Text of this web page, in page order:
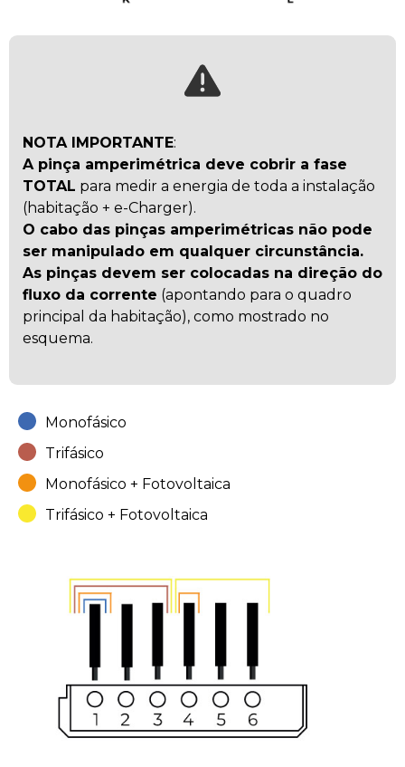
NOTA IMPORTANTE:
A pinça amperimétrica deve cobrir a fase
TOTAL para medir a energia de toda a instalação
(habitação + e-Charger).
O cabo das pinças amperimétricas não pode
ser manipulado em qualquer circunstância.
As pinças devem ser colocadas na direção do
fluxo da corrente (apontando para o quadro
principal da habitação), como mostrado no
esquema.
Monofásico
Trifásico
Monofásico + Fotovoltaica
Trifásico + Fotovoltaica